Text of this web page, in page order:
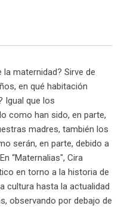
maternidad? Sirve de
en qué habitación
Igual que los
como han sido, en parte,
madres, también los
serán, en parte, debido a
“Maternalias", Cira
en torno a la historia de
cultura hasta la actualidad
observando por debajo de